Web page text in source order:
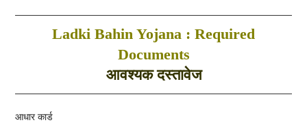
Ladki Bahin Yojana : Required
Documents
आवश्यक दस्तावेज
आधार कार्ड